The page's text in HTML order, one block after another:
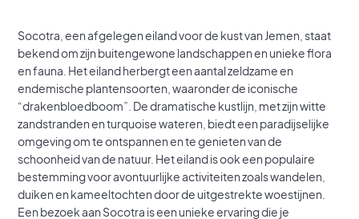
Socotra, een afgelegen eiland voor de kust van Jemen, staat
bekend om zijn buitengewone landschappen en unieke flora
en fauna. Het eiland herbergt een aantal zeldzame en
endemische plantensoorten, waaronder de iconische
“drakenbloedboom”. De dramatische kustlijn, met zijn witte
zandstranden en turquoise wateren, biedt een paradijselijke
omgeving om te ontspannen en te genieten van de
schoonheid van de natuur. Het eiland is ook een populaire
bestemming voor avontuurlijke activiteiten zoals wandelen,
duiken en kameeltochten door de uitgestrekte woestijnen.
Een bezoek aan Socotra is een unieke ervaring die je